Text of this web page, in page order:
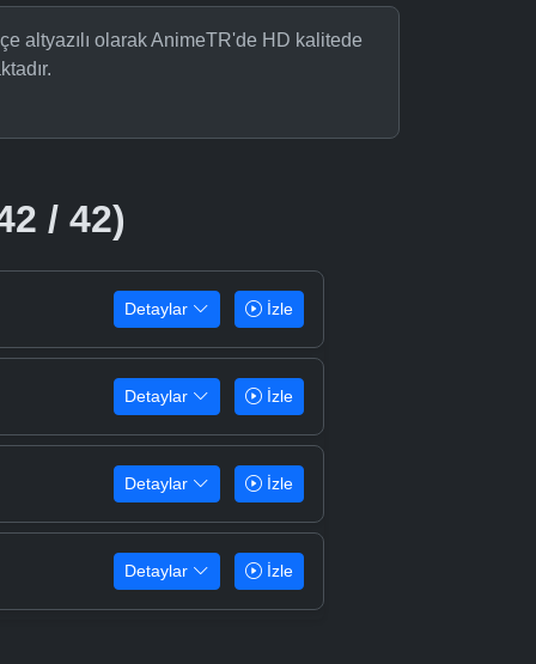
altyazılı olarak AnimeTR'de HD kalitede
/ 42)
Detaylar İzle
Detaylar İzle
Detaylar İzle
Detaylar İzle